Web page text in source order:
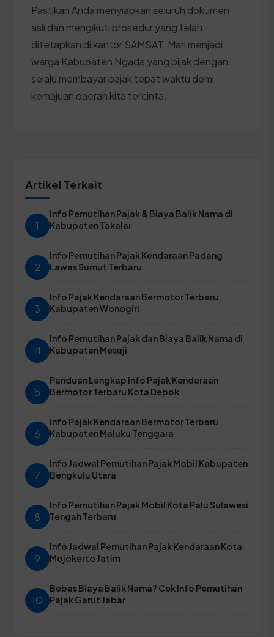
Pastikan Anda menyiapkan seluruh dokumen
asli dan mengikuti prosedur yang telah
ditetapkan di kantor SAMSAT. Mari menjadi
warga Kabupaten Ngada yang bijak dengan
selalu membayar pajak tepat waktu demi
kemajuan daerah kita tercinta.
Artikel Terkait
1
Info Pemutihan Pajak & Biaya Balik Nama di
Kabupaten Takalar
2
Info Pemutihan Pajak Kendaraan Padang
Lawas Sumut Terbaru
3
Info Pajak Kendaraan Bermotor Terbaru
Kabupaten Wonogiri
4
Info Pemutihan Pajak dan Biaya Balik Nama di
Kabupaten Mesuji
5
Panduan Lengkap Info Pajak Kendaraan
Bermotor Terbaru Kota Depok
6
Info Pajak Kendaraan Bermotor Terbaru
Kabupaten Maluku Tenggara
7
Info Jadwal Pemutihan Pajak Mobil Kabupaten
Bengkulu Utara
8
Info Pemutihan Pajak Mobil Kota Palu Sulawesi
Tengah Terbaru
9
Info Jadwal Pemutihan Pajak Kendaraan Kota
Mojokerto Jatim
10
Bebas Biaya Balik Nama? Cek Info Pemutihan
Pajak Garut Jabar